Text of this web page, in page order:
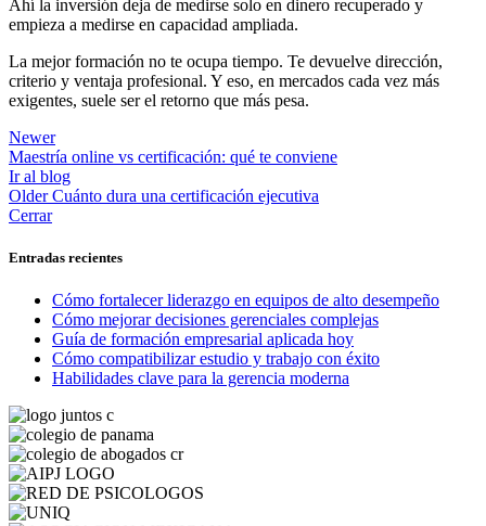
Ahí la inversión deja de medirse solo en dinero recuperado y
empieza a medirse en capacidad ampliada.
La mejor formación no te ocupa tiempo. Te devuelve dirección,
criterio y ventaja profesional. Y eso, en mercados cada vez más
exigentes, suele ser el retorno que más pesa.
Newer
Maestría online vs certificación: qué te conviene
Ir al blog
Older Cuánto dura una certificación ejecutiva
Cerrar
Entradas recientes
Cómo fortalecer liderazgo en equipos de alto desempeño
Cómo mejorar decisiones gerenciales complejas
Guía de formación empresarial aplicada hoy
Cómo compatibilizar estudio y trabajo con éxito
Habilidades clave para la gerencia moderna